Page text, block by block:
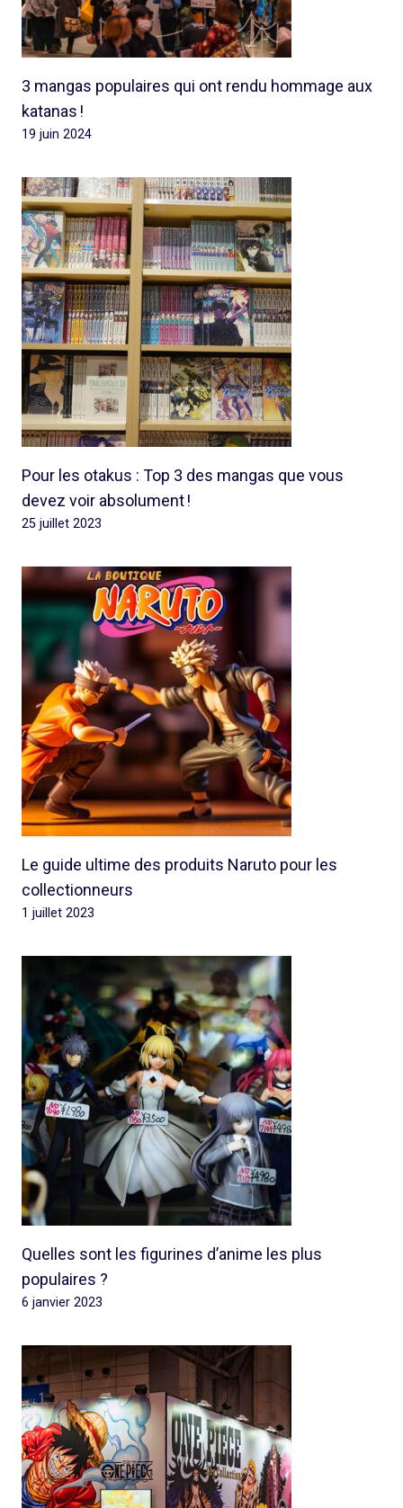
3 mangas populaires qui ont rendu hommage aux
katanas !
19 juin 2024
Pour les otakus : Top 3 des mangas que vous
devez voir absolument !
25 juillet 2023
Le guide ultime des produits Naruto pour les
collectionneurs
1 juillet 2023
Quelles sont les figurines d’anime les plus
populaires ?
6 janvier 2023